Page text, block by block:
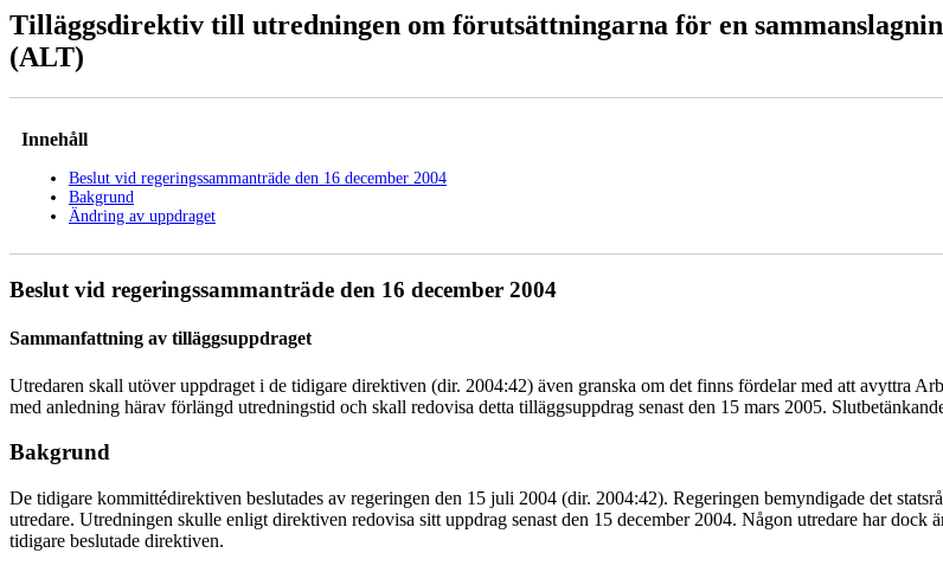
Tilläggsdirektiv till utredningen om förutsättningarna för en
(ALT)
Innehåll
Beslut vid regeringssammanträde den 16 december 2004
Bakgrund
Ändring av uppdraget
Beslut vid regeringssammanträde den 16 december 2004
Sammanfattning av tilläggsuppdraget
Utredaren skall utöver uppdraget i de tidigare direktiven (dir. 2004:42) även granska om det finns fördelar med att avyttra
med anledning härav förlängd utredningstid och skall redovisa detta tilläggsuppdrag senast den 15 mars 2005.
Bakgrund
De tidigare kommittédirektiven beslutades av regeringen den 15 juli 2004 (dir. 2004:42). Regeringen bemyndigade det
utredare. Utredningen skulle enligt direktiven redovisa sitt uppdrag senast den 15 december 2004. Någon utredare har
tidigare beslutade direktiven.